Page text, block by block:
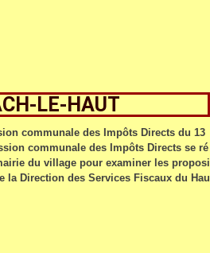
LE-HAUT
communale des Impôts Directs du 13
communale des Impôts Directs se ré
du village pour examiner les proposi
la Direction des Services Fiscaux du Hau